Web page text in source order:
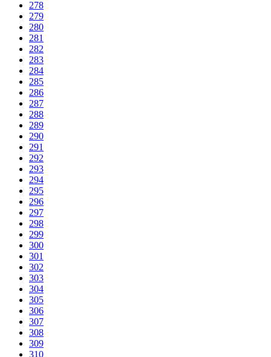
278
279
280
281
282
283
284
285
286
287
288
289
290
291
292
293
294
295
296
297
298
299
300
301
302
303
304
305
306
307
308
309
310